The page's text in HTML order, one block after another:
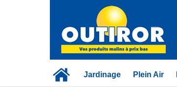
Jardinage Plein Air